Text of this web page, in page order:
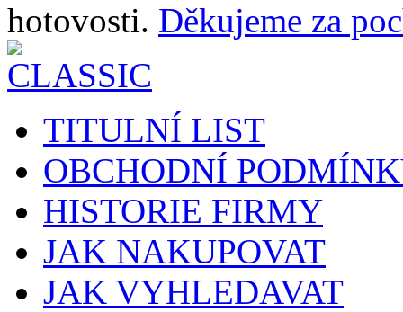
hotovosti. Děkujeme za
TITULNÍ LIST
OBCHODNÍ
HISTORIE FIRMY
JAK NAKUPOVAT
JAK VYHLEDAVAT